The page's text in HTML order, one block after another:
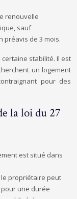
renouvelle
sauf
préavis de 3 mois.
stabilité. Il est
un logement
pour des
la loi du 27
est situé dans
propriétaire peut
une durée